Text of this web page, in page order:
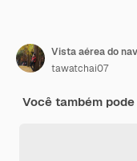
Vista aérea do
tawatchai07
Você também